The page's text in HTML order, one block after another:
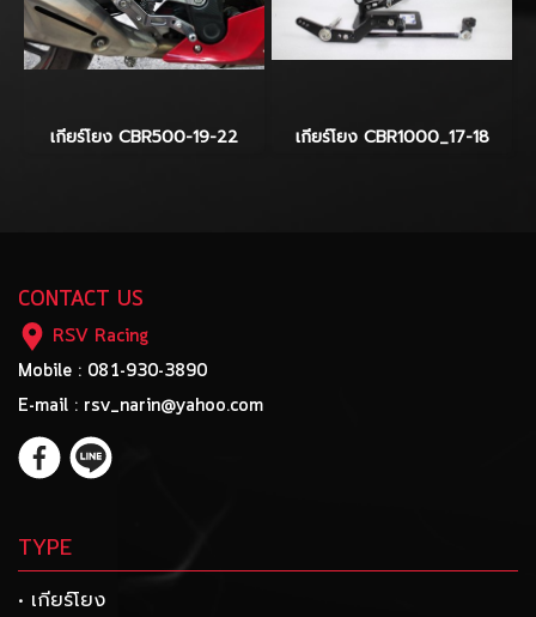
เกียร์โยง CBR500-19-22 เกียร์โยง CBR1000_17-18
CONTACT US
RSV Racing
Mobile : 081-930-3890
E-mail : rsv_narin@yahoo.com
TYPE
• เกียร์โยง